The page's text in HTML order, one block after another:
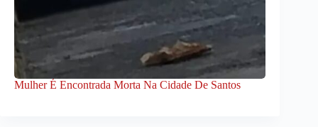
Mulher É Encontrada Morta Na Cidade De Santos